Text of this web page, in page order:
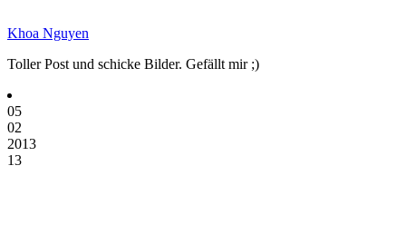
Khoa Nguyen
Toller Post und schicke Bilder. Gefällt mir ;)
05
02
2013
13